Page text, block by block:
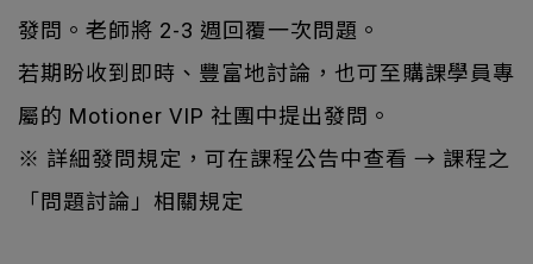
發問。老師將 2-3 週回覆一次問題。
若期盼收到即時、豐富地討論，也可至購課學員專
屬的 Motioner VIP 社團中提出發問。
※ 詳細發問規定，可在課程公告中查看 → 課程之
「問題討論」相關規定